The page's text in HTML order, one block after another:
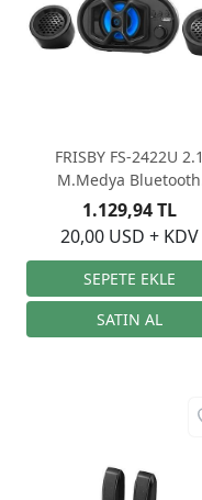
FRISBY FS-2422U 2.1
M.Medya Bluetooth
Hoparlör
20,00 USD + KDV
1.129,94 TL